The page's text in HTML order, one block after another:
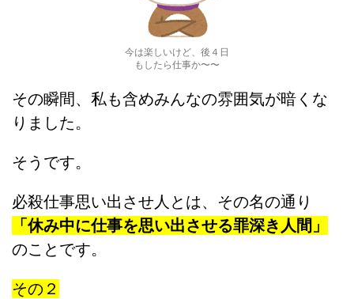
今は楽しいけど、後４日
もしたら仕事か〜〜
その瞬間、私も含めみんなの雰囲気が暗くな
りました。
そうです。
必殺仕事思い出させ人とは、その名の通り
「休み中に仕事を思い出させる罪深き人間」
のことです。
その２